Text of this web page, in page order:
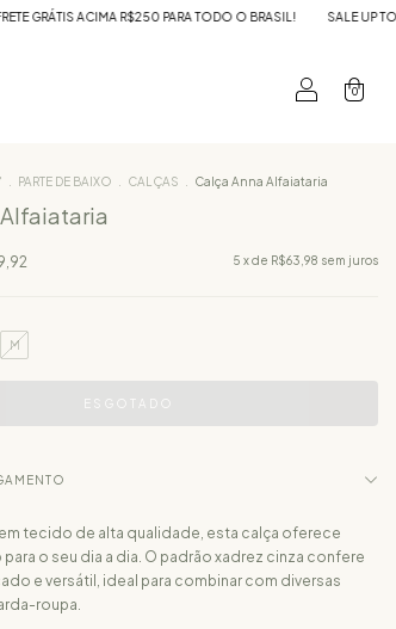
ACIMA R$250 PARA TODO O BRASIL! SALE UP TO 60% OFF
0
PARTE DE BAIXO CALÇAS Calça Anna Alfaiataria
5 x de R$63,98 sem juros
M
tecido de alta qualidade, esta calça oferece
o seu dia a dia. O padrão xadrez cinza confere
e versátil, ideal para combinar com diversas
roupa.